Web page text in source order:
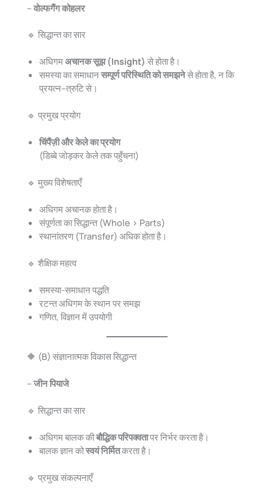
– वोल्फगैंग कोहलर
🔹 सिद्धान्त का सार
अधिगमअचानक सूझ (Insight) से होता है।
समस्या का समाधानसम्पूर्ण परिस्थिति को समझनेसे होता है, न कि
प्रयत्न–त्रुटि से।
🔹 प्रमुख प्रयोग
चिंपैंज़ी और केले का प्रयोग
(डिब्बे जोड़कर केले तक पहुँचना)
🔹 मुख्य विशेषताएँ
अधिगम अचानक होता है।
संपूर्णता का सिद्धान्त (Whole > Parts)
स्थानांतरण (Transfer) अधिक होता है।
🔹 शैक्षिक महत्व
समस्या-समाधान पद्धति
रटन्त अधिगम के स्थान पर समझ
गणित, विज्ञान में उपयोगी
🔶 (B) संज्ञानात्मक विकास सिद्धान्त
– जीन पियाजे
🔹 सिद्धान्त का सार
अधिगम बालक कीबौद्धिक परिपक्वतापर निर्भर करता है।
बालक ज्ञान कोस्वयं निर्मितकरता है।
🔹 प्रमुख संकल्पनाएँ